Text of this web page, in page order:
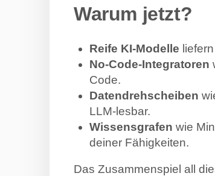
Warum jetzt?
Reife KI-Modelle
No-Code-Integratoren
Code.
Datendrehscheiben
LLM-lesbar.
Wissensgrafen wie
deiner Fähigkeiten.
Das Zusammenspiel all